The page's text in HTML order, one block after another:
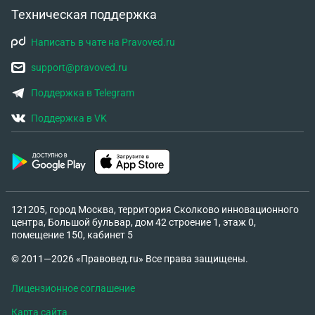
Техническая поддержка
Написать в чате на Pravoved.ru
support@pravoved.ru
Поддержка в Telegram
Поддержка в VK
121205, город Москва, территория Сколково инновационного
центра, Большой бульвар, дом 42 строение 1, этаж 0,
помещение 150, кабинет 5
© 2011—2026 «Правовед.ru» Все права защищены.
Лицензионное соглашение
Карта сайта